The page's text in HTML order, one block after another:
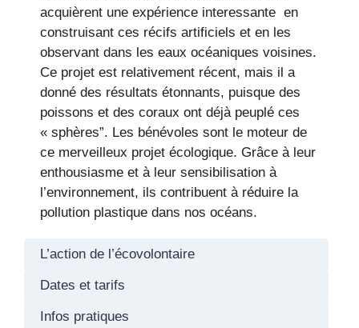
acquièrent une expérience interessante en
construisant ces récifs artificiels et en les
observant dans les eaux océaniques voisines.
Ce projet est relativement récent, mais il a
donné des résultats étonnants, puisque des
poissons et des coraux ont déjà peuplé ces
« sphères”. Les bénévoles sont le moteur de
ce merveilleux projet écologique. Grâce à leur
enthousiasme et à leur sensibilisation à
l’environnement, ils contribuent à réduire la
pollution plastique dans nos océans.
L’action de l’écovolontaire
Dates et tarifs
Infos pratiques